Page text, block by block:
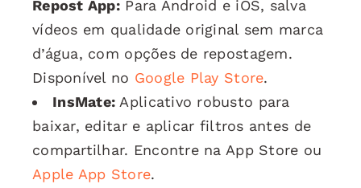
Repost App:Para Android e iOS, salva
vídeos em qualidade original sem marca
d’água, com opções de repostagem.
Disponível no Google Play Store.
InsMate: Aplicativo robusto para
baixar, editar e aplicar filtros antes de
compartilhar. Encontre na App Store ou
Apple App Store.